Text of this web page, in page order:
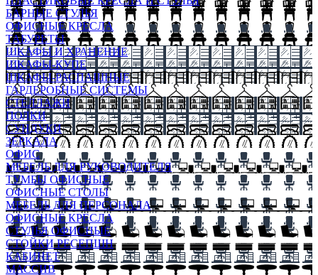
БАРНЫЕ СТУЛЬЯ
ОФИСНЫЕ КРЕСЛА
ТАБУРЕТЫ
ШКАФЫ И ХРАНЕНИЕ
ШКАФЫ-КУПЕ
ШКАФЫ-РАСПАШНЫЕ
ГАРДЕРОБНЫЕ СИСТЕМЫ
СТЕЛЛАЖИ
ПОЛКИ
СУНДУКИ
ЗЕРКАЛА
ОФИС
МЕБЕЛЬ ДЛЯ РУКОВОДИТЕЛЯ
ТУМБЫ ОФИСНЫЕ
ОФИСНЫЕ СТОЛЫ
МЕБЕЛЬ ДЛЯ ПЕРСОНАЛА
ОФИСНЫЕ КРЕСЛА
СТУЛЬЯ ОФИСНЫЕ
СТОЙКИ РЕСЕПШН
КАБИНЕТ
МАССИВ